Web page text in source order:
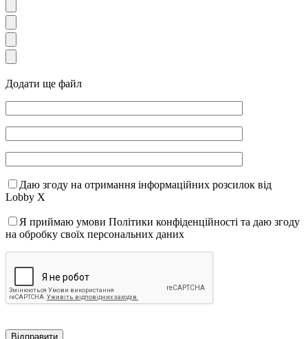
Додати ще файл
Даю згоду на отримання інформаційних розсилок від
Lobby X
Я приймаю умови Політики конфіденційності та даю згоду
на обробку своїх персональних даних